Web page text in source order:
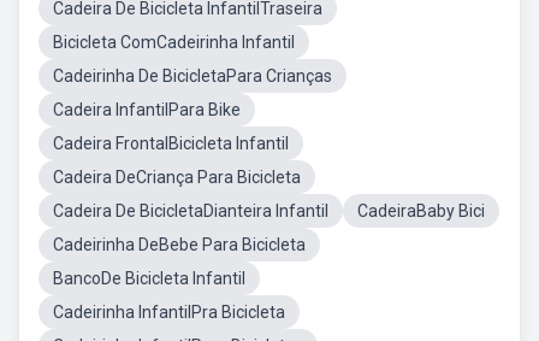
Cadeira De Bicicleta InfantilTraseira
Bicicleta ComCadeirinha Infantil
Cadeirinha De BicicletaPara Crianças
Cadeira InfantilPara Bike
Cadeira FrontalBicicleta Infantil
Cadeira DeCriança Para Bicicleta
Cadeira De BicicletaDianteira Infantil
CadeiraBaby Bici
Cadeirinha DeBebe Para Bicicleta
BancoDe Bicicleta Infantil
Cadeirinha InfantilPra Bicicleta